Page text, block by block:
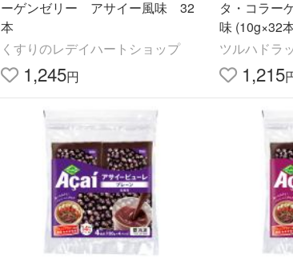
ーゲンゼリー アサイー風味 32
本
くすりのレデイハートショップ
1,245円
タ・コラー
味 (10g×32
商品
ツルハドラ
1,215